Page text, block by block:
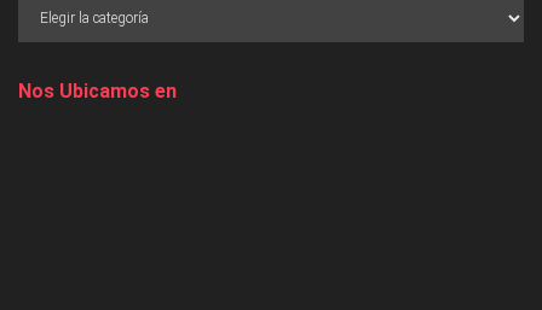
Nos Ubicamos en